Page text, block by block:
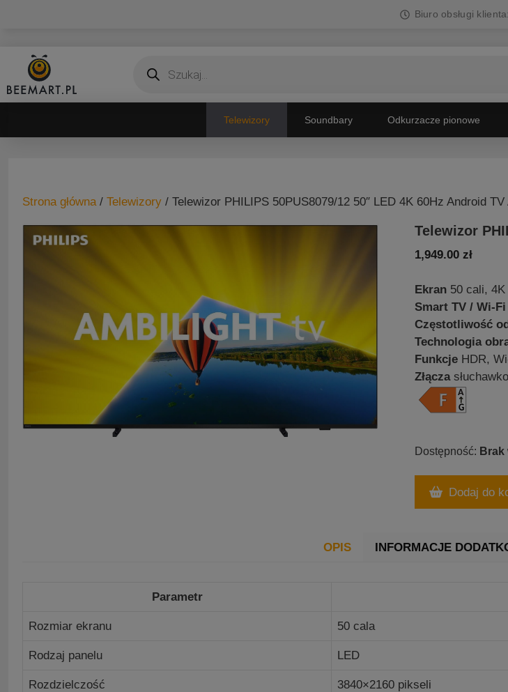
Biuro obsługi
produktów
Telewizory Soundbary Odkurzacze pionowe
Strona główna / Telewizory / Telewizor PHILIPS 50PUS8079/12 50″ LED 4K 60Hz Android
Telewizor
1,949.00zł
Ekran 50 cali,
Smart TV / Wi-Fi
Częstotliwość
Technologia
Funkcje HDR,
Złącza
Brak
Dodaj do
OPIS INFORMACJE
Parametr
Rozmiar ekranu 50 cala
Rodzaj panelu LED
Rozdzielczość 3840×2160 pikseli